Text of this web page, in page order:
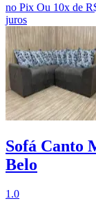
no Pix Ou 10x de
juros
Sofá Canto
Belo
1.0